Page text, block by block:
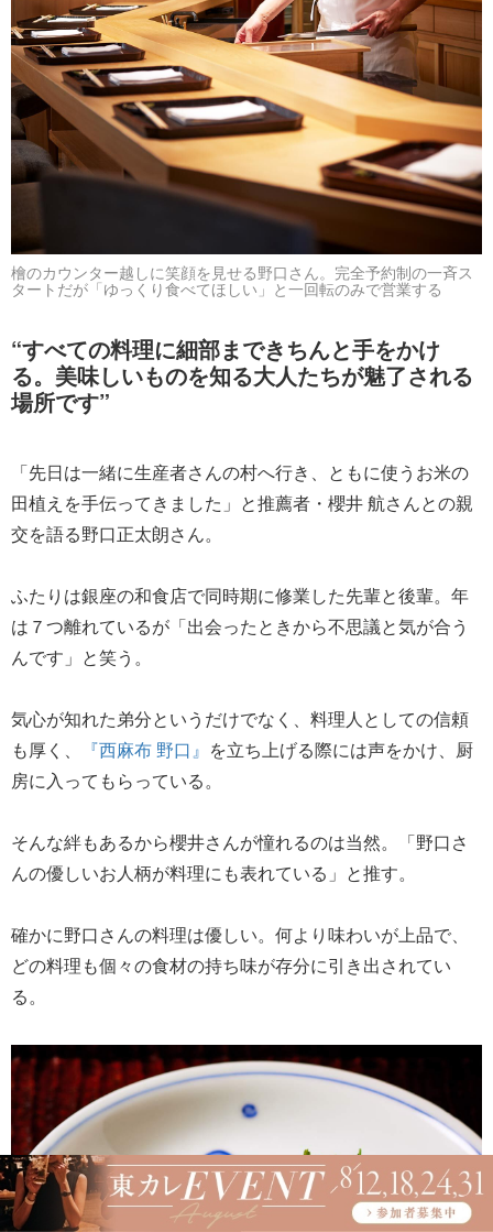
檜のカウンター越しに笑顔を見せる野口さん。完全予約制の一斉ス
タートだが「ゆっくり食べてほしい」と一回転のみで営業する
“すべての料理に細部まできちんと手をかけ
る。美味しいものを知る大人たちが魅了される
場所です”
「先日は一緒に生産者さんの村へ行き、ともに使うお米の
田植えを手伝ってきました」と推薦者・櫻井 航さんとの親
交を語る野口正太朗さん。
ふたりは銀座の和食店で同時期に修業した先輩と後輩。年
は７つ離れているが「出会ったときから不思議と気が合う
んです」と笑う。
気心が知れた弟分というだけでなく、料理人としての信頼
も厚く、
『西麻布 野口』 を立ち上げる際には声をかけ、厨
房に入ってもらっている。
そんな絆もあるから櫻井さんが憧れるのは当然。「野口さ
んの優しいお人柄が料理にも表れている」と推す。
確かに野口さんの料理は優しい。何より味わいが上品で、
どの料理も個々の食材の持ち味が存分に引き出されてい
る。